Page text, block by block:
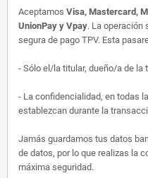
Aceptamos Visa, Mastercard,
UnionPay y Vpay. La operación
segura de pago TPV. Esta
- Sólo el/la titular, dueño/a de la
- La confidencialidad, en todas
establezcan durante la
Jamás guardamos tus datos
de datos, por lo que realizas la
máxima seguridad.